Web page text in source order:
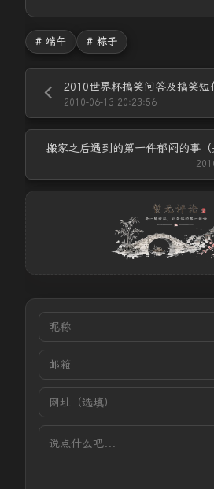
# 端午 # 粽子
2010世界杯搞笑问答及搞笑短
2010-06-13 20:23:56
搬家之后遇到的第一件郁闷的事（